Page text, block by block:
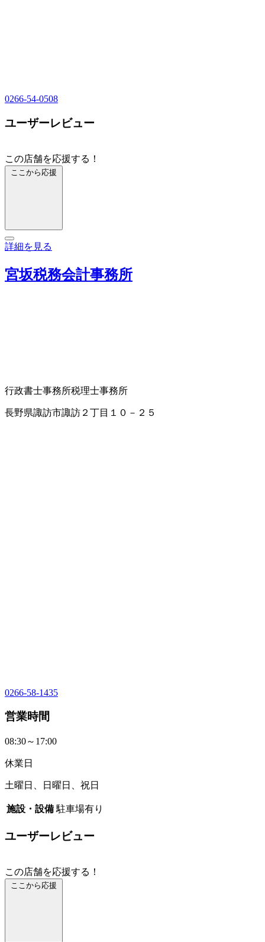
0266-54-0508
ユーザーレビュー
この店舗を応援する！
ここから応援
詳細を見る
宮坂税務会計事務所
行政書士事務所税理士事務所
長野県諏訪市諏訪２丁目１０－２５
0266-58-1435
営業時間
08:30～17:00
休業日
土曜日、日曜日、祝日
施設・設備 駐車場有り
ユーザーレビュー
この店舗を応援する！
ここから応援